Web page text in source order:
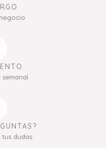
dudas